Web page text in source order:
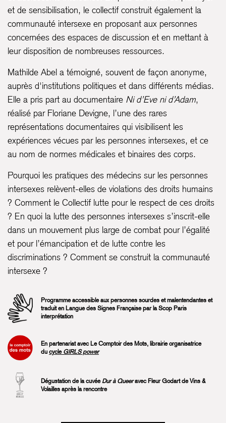
et de sensibilisation, le collectif construit également la
communauté intersexe en proposant aux personnes
concernées des espaces de discussion et en mettant à
leur disposition de nombreuses ressources.
Mathilde Abel a témoigné, souvent de façon anonyme,
auprès d'institutions politiques et dans différents médias.
Elle a pris part au documentaire Ni d’Eve ni d’Adam,
réalisé par Floriane Devigne, l’une des rares
représentations documentaires qui visibilisent les
expériences vécues par les personnes intersexes, et ce
au nom de normes médicales et binaires des corps.
Pourquoi les pratiques des médecins sur les personnes
intersexes relèvent-elles de violations des droits humains
? Comment le Collectif lutte pour le respect de ces droits
? En quoi la lutte des personnes intersexes s’inscrit-elle
dans un mouvement plus large de combat pour l’égalité
et pour l’émancipation et de lutte contre les
discriminations ? Comment se construit la communauté
intersexe ?
Programme accessible aux personnes sourdes et malentendantes et
traduit en Langue des Signes Française par la Scop Paris
interprétation
En partenariat avec Le Comptoir des Mots, librairie organisatrice
du cycle GIRLS power
Dégustation de la cuvée Dur à Queeravec Fleur Godart deVins &
Volailles après la rencontre